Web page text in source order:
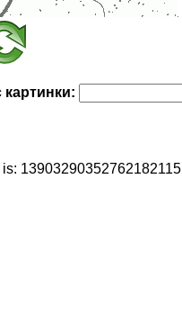
картинки:
13903290352762182115